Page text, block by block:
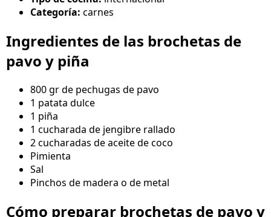
Categoría: carnes
Ingredientes de las brochetas de
pavo y piña
800 gr de pechugas de pavo
1 patata dulce
1 piña
1 cucharada de jengibre rallado
2 cucharadas de aceite de coco
Pimienta
Sal
Pinchos de madera o de metal
Cómo preparar brochetas de pavo y